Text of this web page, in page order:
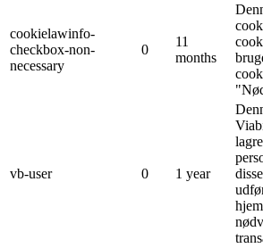
cookielawinfo-
checkbox-non-
necessary
0
11
months
vb-user 0 1 year